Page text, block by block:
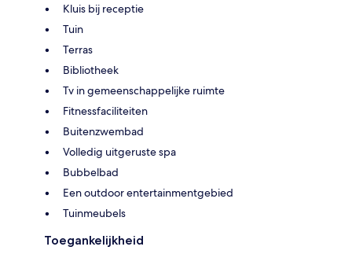
Kluis bij receptie
Tuin
Terras
Bibliotheek
Tv in gemeenschappelijke ruimte
Fitnessfaciliteiten
Buitenzwembad
Volledig uitgeruste spa
Bubbelbad
Een outdoor entertainmentgebied
Tuinmeubels
Toegankelijkheid